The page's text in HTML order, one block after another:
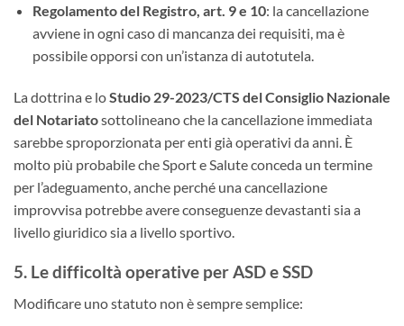
Regolamento del Registro, art. 9 e 10: la cancellazione
avviene in ogni caso di mancanza dei requisiti, ma è
possibile opporsi con un’istanza di autotutela.
La dottrina e loStudio 29-2023/CTS del Consiglio Nazionale
del Notariatosottolineano che la cancellazione immediata
sarebbe sproporzionata per enti già operativi da anni. È
molto più probabile che Sport e Salute conceda un termine
per l’adeguamento, anche perché una cancellazione
improvvisa potrebbe avere conseguenze devastanti sia a
livello giuridico sia a livello sportivo.
5. Le difficoltà operative per ASD e SSD
Modificare uno statuto non è sempre semplice: